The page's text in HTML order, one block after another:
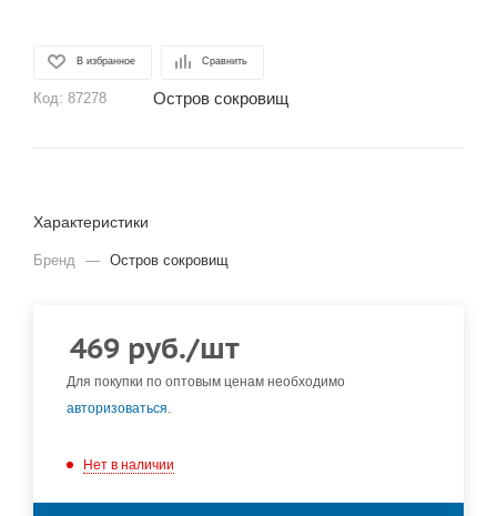
В избранное Сравнить
Код: 87278 Остров сокровищ
Характеристики
Бренд — Остров сокровищ
469 руб./шт
Для покупки по оптовым ценам необходимо
авторизоваться.
Нет в наличии